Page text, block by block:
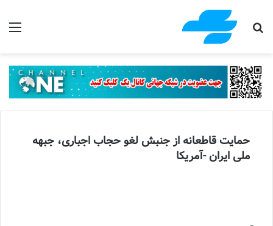
جستجو برای
حمایت قاطعانه از جنبش لغو حجاب اجباری، جبهه
ملی ایران -آمریکا